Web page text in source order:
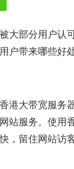
大部分用户认
户带来哪些好
港大带宽服务
站服务。使用
，留住网站访